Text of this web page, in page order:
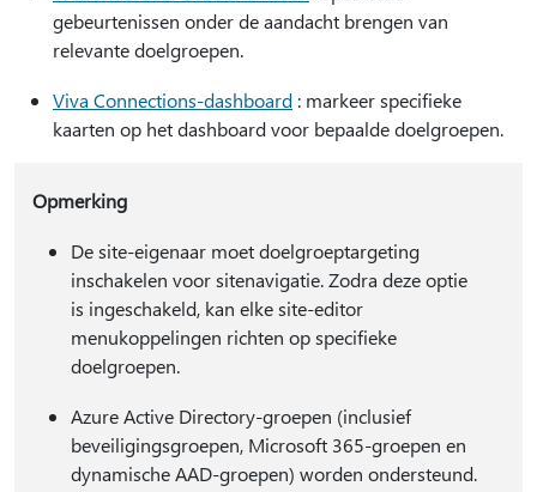
gebeurtenissen onder de aandacht brengen van
relevante doelgroepen.
Viva Connections-dashboard : markeer specifieke
kaarten op het dashboard voor bepaalde doelgroepen.
Opmerking
De site-eigenaar moet doelgroeptargeting
inschakelen voor sitenavigatie. Zodra deze optie
is ingeschakeld, kan elke site-editor
menukoppelingen richten op specifieke
doelgroepen.
Azure Active Directory-groepen (inclusief
beveiligingsgroepen, Microsoft 365-groepen en
dynamische AAD-groepen) worden ondersteund.